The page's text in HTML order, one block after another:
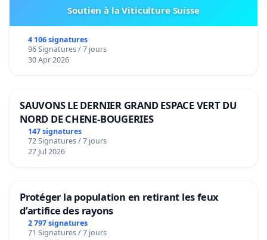
Soutien à la Viticulture Suisse
4 106 signatures
96 Signatures / 7 jours
30 Apr 2026
SAUVONS LE DERNIER GRAND ESPACE VERT DU
NORD DE CHENE-BOUGERIES
147 signatures
72 Signatures / 7 jours
27 Jul 2026
Protéger la population en retirant les feux
d’artifice des rayons
2 797 signatures
71 Signatures / 7 jours